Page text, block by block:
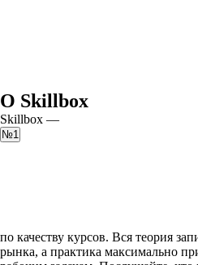
О Skillbox
Skillbox —
№1
по качеству курсов. Вся теория
рынка, а практика максимально